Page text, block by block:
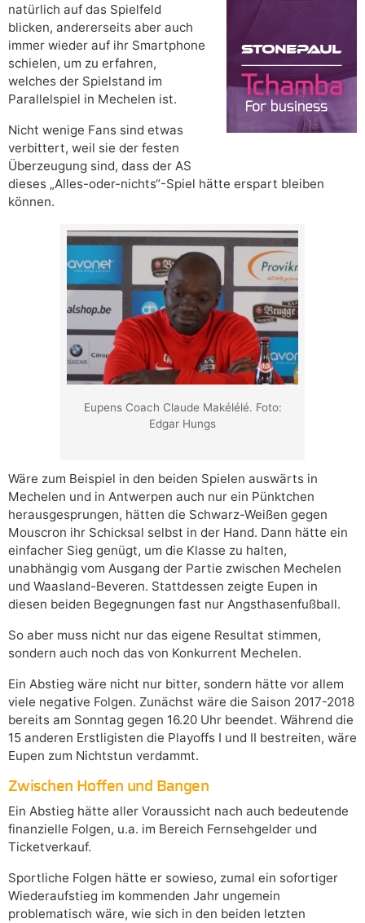
natürlich auf das Spielfeld
blicken, andererseits aber auch
immer wieder auf ihr Smartphone
schielen, um zu erfahren,
welches der Spielstand im
Parallelspiel in Mechelen ist.
Nicht wenige Fans sind etwas
verbittert, weil sie der festen
Überzeugung sind, dass der AS
dieses „Alles-oder-nichts“-Spiel hätte erspart bleiben
können.
Eupens Coach Claude Makélélé. Foto:
Edgar Hungs
Wäre zum Beispiel in den beiden Spielen auswärts in
Mechelen und in Antwerpen auch nur ein Pünktchen
herausgesprungen, hätten die Schwarz-Weißen gegen
Mouscron ihr Schicksal selbst in der Hand. Dann hätte ein
einfacher Sieg genügt, um die Klasse zu halten,
unabhängig vom Ausgang der Partie zwischen Mechelen
und Waasland-Beveren. Stattdessen zeigte Eupen in
diesen beiden Begegnungen fast nur Angsthasenfußball.
So aber muss nicht nur das eigene Resultat stimmen,
sondern auch noch das von Konkurrent Mechelen.
Ein Abstieg wäre nicht nur bitter, sondern hätte vor allem
viele negative Folgen. Zunächst wäre die Saison 2017-2018
bereits am Sonntag gegen 16.20 Uhr beendet. Während die
15 anderen Erstligisten die Playoffs I und II bestreiten, wäre
Eupen zum Nichtstun verdammt.
Zwischen Hoffen und Bangen
Ein Abstieg hätte aller Voraussicht nach auch bedeutende
finanzielle Folgen, u.a. im Bereich Fernsehgelder und
Ticketverkauf.
Sportliche Folgen hätte er sowieso, zumal ein sofortiger
Wiederaufstieg im kommenden Jahr ungemein
problematisch wäre, wie sich in den beiden letzten